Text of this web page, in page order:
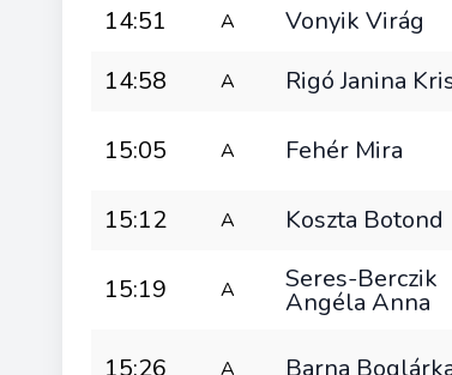
14:51 A Vonyik Virág
14:58 A Rigó Janina
15:05 A Fehér Mira
15:12 A Koszta Botond
15:19 A Seres-Berczik
Angéla Anna
15:26 A Barna